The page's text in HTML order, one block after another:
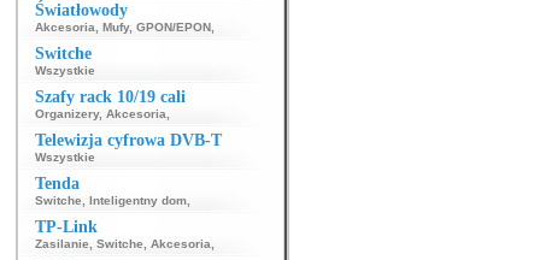
Światłowody
Akcesoria Mufy, GPON/EPON
Switche
Wszystkie
Szafy rack 10/19 cali
Organizery, Akcesoria
Telewizja cyfrowa DVB-T
Wszystkie
Tenda
Switche Inteligentny dom
TP-Link
Zasilanie Switche Akcesoria